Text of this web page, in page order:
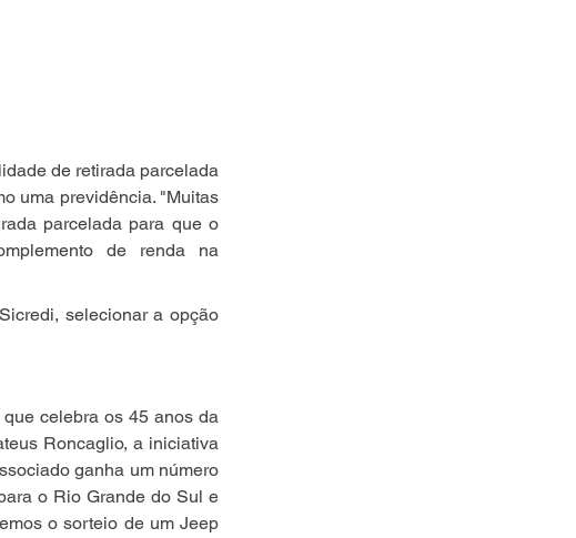
de retirada parcelada
uma previdência. "Muitas
parcelada para que o
de renda na
selecionar a opção
celebra os 45 anos da
Roncaglio, a iniciativa
ganha um número
o Rio Grande do Sul e
o sorteio de um Jeep